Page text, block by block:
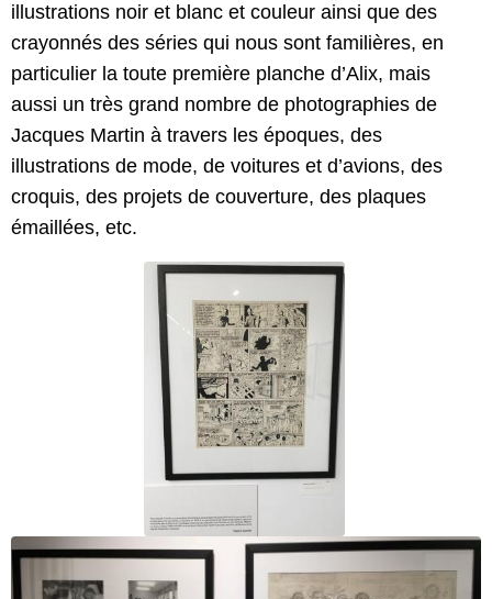
illustrations noir et blanc et couleur ainsi que des
crayonnés des séries qui nous sont familières, en
particulier la toute première planche d’Alix, mais
aussi un très grand nombre de photographies de
Jacques Martin à travers les époques, des
illustrations de mode, de voitures et d’avions, des
croquis, des projets de couverture, des plaques
émaillées, etc.